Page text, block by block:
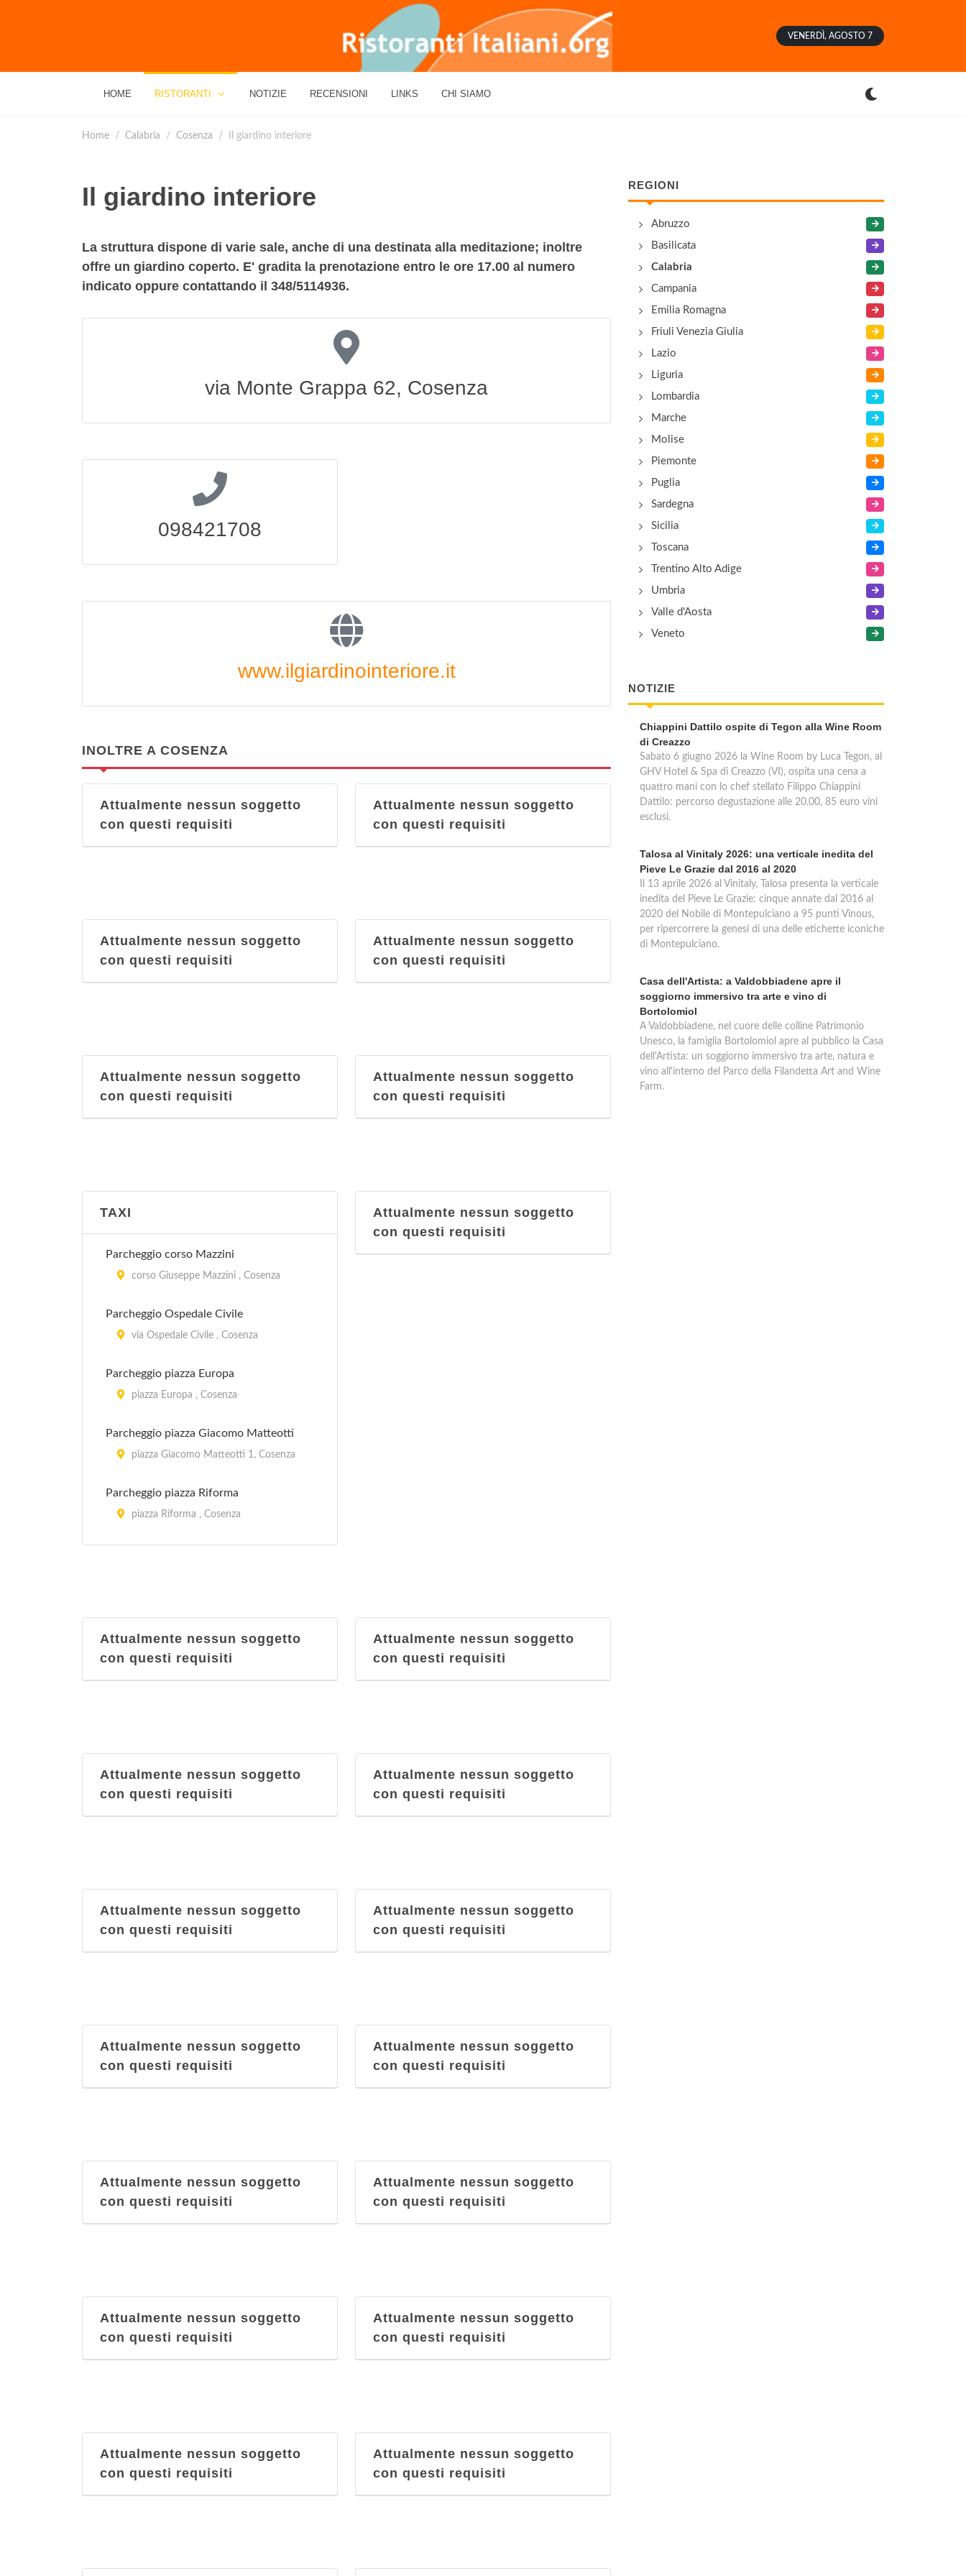
VENERDÌ, AGOSTO 7
HOME RISTORANTI NOTIZIE RECENSIONI LINKS CHI SIAMO
Home Calabria Cosenza Il giardino interiore
Il giardino interiore
La struttura dispone di varie sale, anche di una destinata alla meditazione; inoltre
offre un giardino coperto. E' gradita la prenotazione entro le ore 17.00 al numero
indicato oppure contattando il 348/5114936.
via Monte Grappa 62, Cosenza
098421708
www.ilgiardinointeriore.it
INOLTRE A COSENZA
Attualmente nessun soggetto
con questi requisiti
Attualmente nessun soggetto
con questi requisiti
Attualmente nessun soggetto
con questi requisiti
Attualmente nessun soggetto
con questi requisiti
Attualmente nessun soggetto
con questi requisiti
Attualmente nessun soggetto
con questi requisiti
TAXI
Parcheggio corso Mazzini
corso Giuseppe Mazzini , Cosenza
Parcheggio Ospedale Civile
via Ospedale Civile , Cosenza
Parcheggio piazza Europa
piazza Europa , Cosenza
Parcheggio piazza Giacomo Matteotti
piazza Giacomo Matteotti 1, Cosenza
Parcheggio piazza Riforma
piazza Riforma , Cosenza
via nuova Ferrovia , Cosenza
viale Trieste , Cosenza
Attualmente nessun soggetto
con questi requisiti
Attualmente nessun soggetto
con questi requisiti
Attualmente nessun soggetto
con questi requisiti
Attualmente nessun soggetto
con questi requisiti
Attualmente nessun soggetto
con questi requisiti
Attualmente nessun soggetto
con questi requisiti
Attualmente nessun soggetto
con questi requisiti
Attualmente nessun soggetto
con questi requisiti
Attualmente nessun soggetto
con questi requisiti
Attualmente nessun soggetto
con questi requisiti
Attualmente nessun soggetto
con questi requisiti
Attualmente nessun soggetto
con questi requisiti
Attualmente nessun soggetto
con questi requisiti
Attualmente nessun soggetto
con questi requisiti
Attualmente nessun soggetto
con questi requisiti
REGIONI
Abruzzo
Basilicata
Calabria
Campania
Emilia Romagna
Friuli Venezia Giulia
Lazio
Liguria
Lombardia
Marche
Molise
Piemonte
Puglia
Sardegna
Sicilia
Toscana
Trentino Alto Adige
Umbria
Valle d'Aosta
Veneto
NOTIZIE
Chiappini Dattilo ospite di Tegon alla Wine Room
di Creazzo
Sabato 6 giugno 2026 la Wine Room by Luca Tegon, al
GHV Hotel & Spa di Creazzo (VI), ospita una cena a
quattro mani con lo chef stellato Filippo Chiappini
Dattilo: percorso degustazione alle 20.00, 85 euro vini
esclusi.
Talosa al Vinitaly 2026: una verticale inedita del
Pieve Le Grazie dal 2016 al 2020
Il 13 aprile 2026 al Vinitaly, Talosa presenta la verticale
inedita del Pieve Le Grazie: cinque annate dal 2016 al
2020 del Nobile di Montepulciano a 95 punti Vinous,
per ripercorrere la genesi di una delle etichette iconiche
di Montepulciano.
Casa dell'Artista: a Valdobbiadene apre il
soggiorno immersivo tra arte e vino di
Bortolomiol
A Valdobbiadene, nel cuore delle colline Patrimonio
Unesco, la famiglia Bortolomiol apre al pubblico la Casa
dell'Artista: un soggiorno immersivo tra arte, natura e
vino all'interno del Parco della Filandetta Art and Wine
Farm.